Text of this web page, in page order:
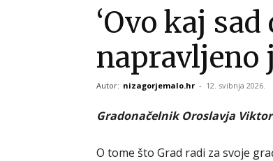
‘Ovo kaj
napravljeno
Autor: nizagorjemalo.hr - 12. svibnja 2026.
Gradonačelnik Oroslavja
O tome što Grad radi za svoje